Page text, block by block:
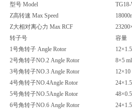
型号 Model
TG18-
Z高转速 Max Speed
Z大相对离心力 Max RCF 23200
转子号
容量
1号角转子 Angle Rotor 12×
2号角转子NO.2 Angle Rotor 8×5 ml
3号角转子NO.3 Angle Rotor 12×10
4号角转子NO.4Angle Rotor 24×
5号角转子NO.5Angle Rotor 48×
6号角转子NO.6 Angle Rotor 24×